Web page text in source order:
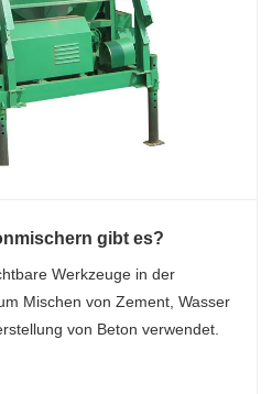
gibt es?
Werkzeuge in der
Mischen von Zement, Wasser
von Beton verwendet.